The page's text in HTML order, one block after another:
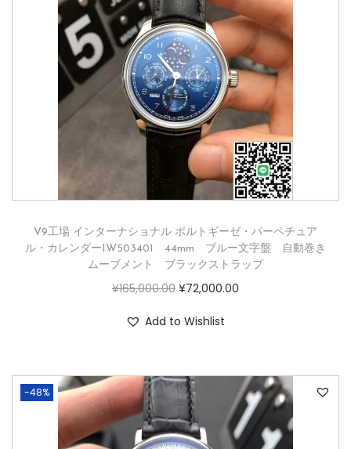
V9工場 インターナショナル ポルトギーゼ・パーペチュア
ル・カレンダーIW503401 44mm ブルー文字盤 自動巻き
ムーブメント ブラックストラップ
¥165,000.00 ¥72,000.00
Add to Wishlist
-48%